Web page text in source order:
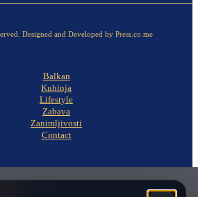
Designed and Developed by Press.co.me
Balkan
Kuhinja
Lifestyle
Zabava
Zanimljivosti
Contact